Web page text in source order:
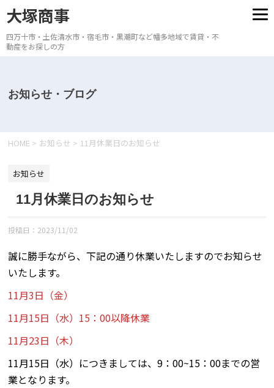
大塚商事
四万十市・土佐清水市・宿毛市・黒潮町など幡多地域で賃貸・不
動産をお探しの方
お知らせ・ブログ
HOME > お知らせ > 11月休業日のお知らせ
お知らせ
11月休業日のお知らせ
投稿日： 2023/11/02
誠に勝手ながら、下記の通り休業いたしますのでお知らせ
いたします。
11月3日（金）
11月15日（水）15：00以降休業
11月23日（木）
11月15日（水）につきましては、9：00~15：00までの営
業となります。